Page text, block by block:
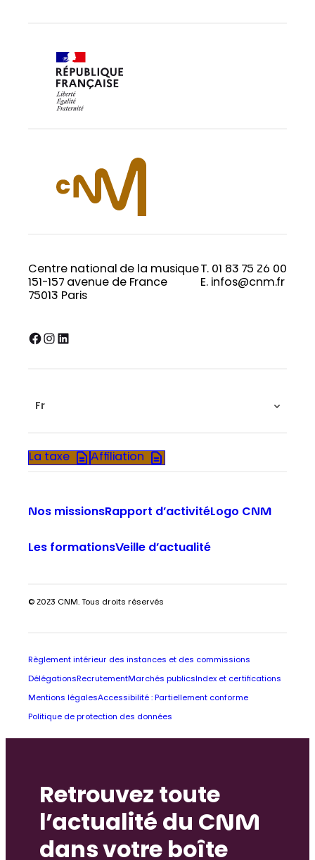
Centre national de la musique
151-157 avenue de France
75013 Paris
T. 01 83 75 26 00
E. infos@cnm.fr
Facebook InstagramLinkedIn
Fr
La taxe Affiliation
Nos missionsRapport d’activitéLogo CNM
Les formationsVeille d’actualité
© 2023 CNM. Tous droits réservés
Règlement intérieur des instances et des commissions
Délégations RecrutementMarchés publics Index et certifications
Mentions légalesAccessibilité : Partiellement conforme
Politique de protection des données
Retrouvez toute
l’actualité du CNM
dans votre boîte